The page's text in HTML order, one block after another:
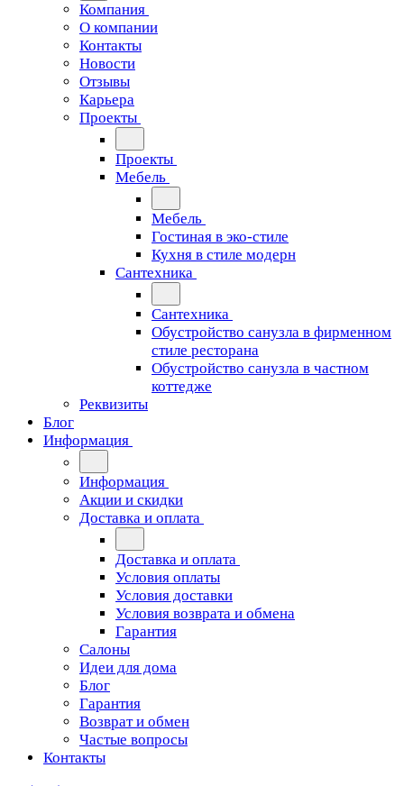
Компания
О компании
Контакты
Новости
Отзывы
Карьера
Проекты
Проекты
Мебель
Мебель
Гостиная в эко-стиле
Кухня в стиле модерн
Сантехника
Сантехника
Обустройство санузла в фирменном
стиле ресторана
Обустройство санузла в частном
коттедже
Реквизиты
Блог
Информация
Информация
Акции и скидки
Доставка и оплата
Доставка и оплата
Условия оплаты
Условия доставки
Условия возврата и обмена
Гарантия
Салоны
Идеи для дома
Блог
Гарантия
Возврат и обмен
Частые вопросы
Контакты